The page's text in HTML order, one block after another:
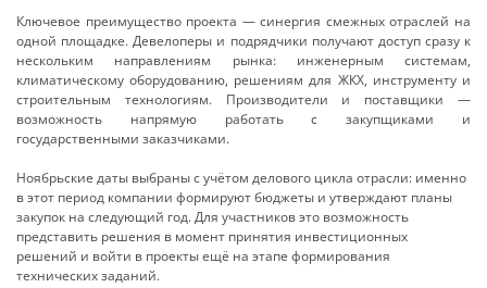
Ключевое преимущество проекта — синергия смежных отраслей на
одной площадке. Девелоперы и подрядчики получают доступ сразу к
нескольким направлениям рынка: инженерным системам,
климатическому оборудованию, решениям для ЖКХ, инструменту и
строительным технологиям. Производители и поставщики —
возможность напрямую работать с закупщиками и
государственными заказчиками.
Ноябрьские даты выбраны с учётом делового цикла отрасли: именно
в этот период компании формируют бюджеты и утверждают планы
закупок на следующий год. Для участников это возможность
представить решения в момент принятия инвестиционных
решений и войти в проекты ещё на этапе формирования
технических заданий.